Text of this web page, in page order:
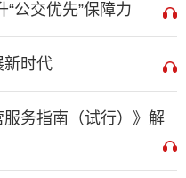
公交优先”保障力
新时代
服务指南（试行）》解